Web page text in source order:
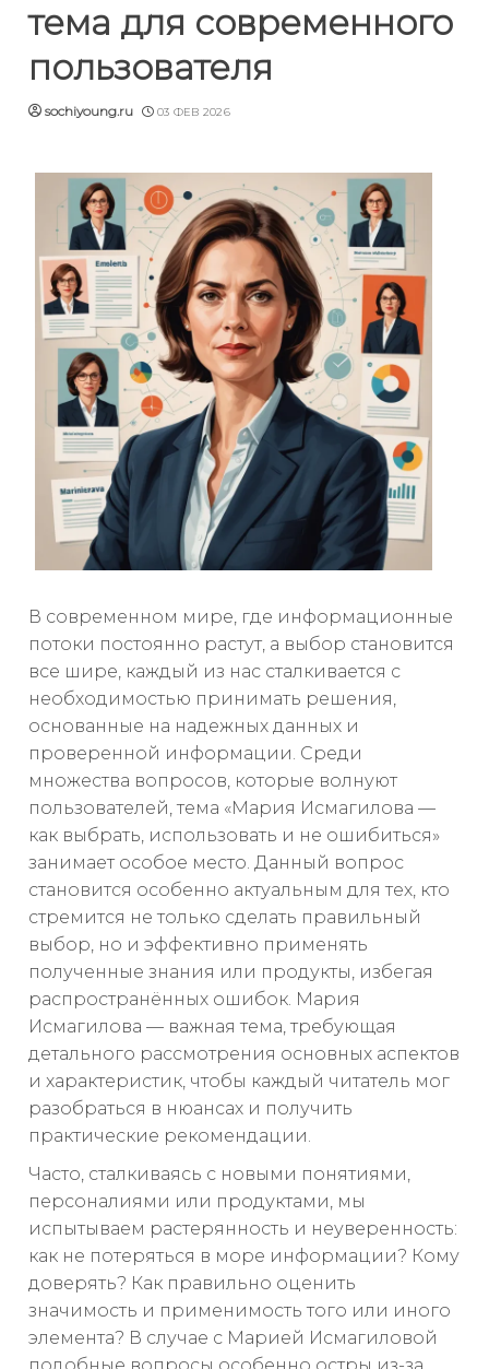
тема для современного
пользователя
sochiyoung.ru 03 ФЕВ 2026
В современном мире, где информационные
потоки постоянно растут, а выбор становится
все шире, каждый из нас сталкивается с
необходимостью принимать решения,
основанные на надежных данных и
проверенной информации. Среди
множества вопросов, которые волнуют
пользователей, тема «Мария Исмагилова —
как выбрать, использовать и не ошибиться»
занимает особое место. Данный вопрос
становится особенно актуальным для тех, кто
стремится не только сделать правильный
выбор, но и эффективно применять
полученные знания или продукты, избегая
распространённых ошибок. Мария
Исмагилова — важная тема, требующая
детального рассмотрения основных аспектов
и характеристик, чтобы каждый читатель мог
разобраться в нюансах и получить
практические рекомендации.
Часто, сталкиваясь с новыми понятиями,
персоналиями или продуктами, мы
испытываем растерянность и неуверенность:
как не потеряться в море информации? Кому
доверять? Как правильно оценить
значимость и применимость того или иного
элемента? В случае с Марией Исмагиловой